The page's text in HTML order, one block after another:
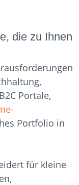
die zu Ihnen
Portale,
Portfolio in
für kleine